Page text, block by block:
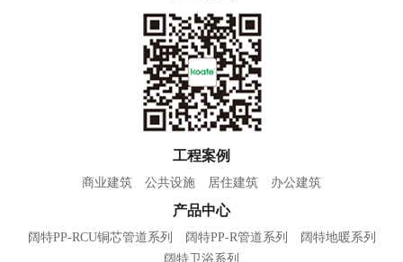
产品中心
阔特PP-RCU铜芯管道系列 阔特PP-R管道系列
阔特地暖系列
阔特卫浴系列
工程案例
商业建筑 公共设施 居住建筑 办公建筑